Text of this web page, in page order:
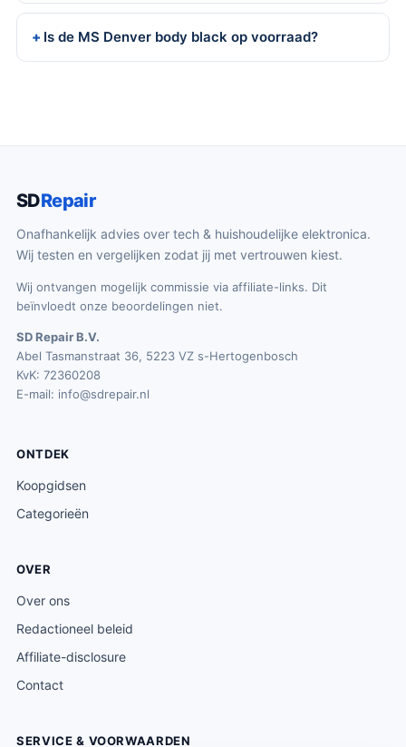
Is de MS Denver body black op voorraad?
SDRepair
Onafhankelijk advies over tech & huishoudelijke elektronica.
Wij testen en vergelijken zodat jij met vertrouwen kiest.
Wij ontvangen mogelijk commissie via affiliate-links. Dit
beïnvloedt onze beoordelingen niet.
SD Repair B.V.
Abel Tasmanstraat 36, 5223 VZ s-Hertogenbosch
KvK: 72360208
E-mail: info@sdrepair.nl
ONTDEK
Koopgidsen
Categorieën
OVER
Over ons
Redactioneel beleid
Affiliate-disclosure
Contact
SERVICE & VOORWAARDEN